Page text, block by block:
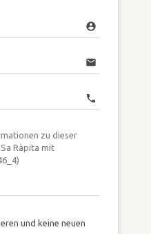
account_circle
email
call
und keine neuen